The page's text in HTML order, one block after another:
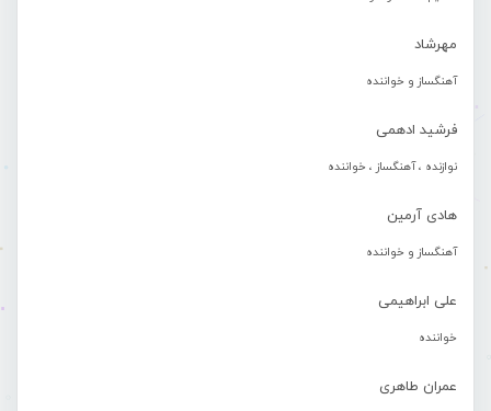
مهرشاد
آهنگساز و خواننده
فرشید ادهمی
نوازنده ، آهنگساز ، خواننده
هادی آرمین
آهنگساز و خواننده
علی ابراهیمی
خواننده
عمران طاهری